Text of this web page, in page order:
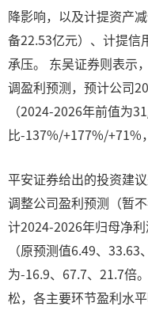
降影响，以及计提资产
备22.53亿元）、计提信
承压。 东吴证券则表示
调盈利预测，预计公司
（2024-2026年前值为
比-137%/+177%/+71%
平安证券给出的投资建
调整公司盈利预测（暂
计2024-2026年归母净
（原预测值6.49、
为-16.9、67.7、21.7倍
松，各主要环节盈利水